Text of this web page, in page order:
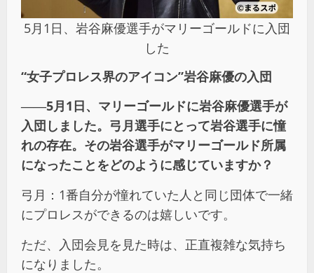
5月1日、岩谷麻優選手がマリーゴールドに入団
した
“女子プロレス界のアイコン”岩谷麻優の入団
――5月1日、マリーゴールドに岩谷麻優選手が
入団しました。弓月選手にとって岩谷選手に憧
れの存在。その岩谷選手がマリーゴールド所属
になったことをどのように感じていますか？
弓月：1番自分が憧れていた人と同じ団体で一緒
にプロレスができるのは嬉しいです。
ただ、入団会見を見た時は、正直複雑な気持ち
になりました。